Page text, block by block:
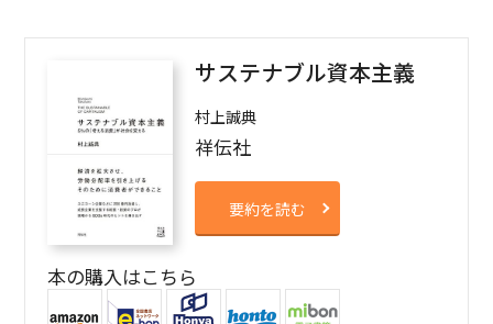
サステナブル資本主義
村上誠典
祥伝社
要約を読む
本の購入はこちら